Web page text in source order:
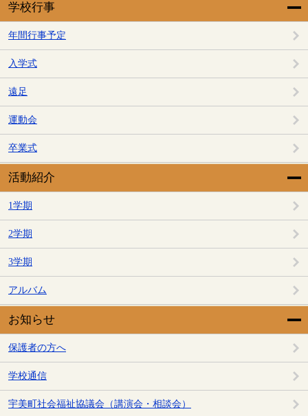
学校行事
年間行事予定
入学式
遠足
運動会
卒業式
活動紹介
1学期
2学期
3学期
アルバム
お知らせ
保護者の方へ
学校通信
宇美町社会福祉協議会（講演会・相談会）